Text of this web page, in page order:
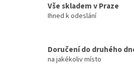
Vše skladem v Praze
Ihned k odeslání
Doručení do druhého
na jakékoliv místo